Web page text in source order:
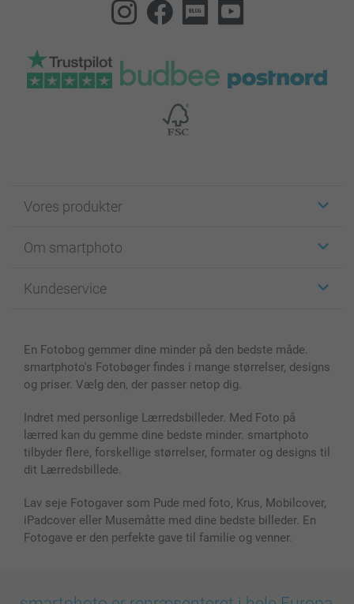
Vores produkter
Fotokort
Fotobøger
Cover til mobil & tablet
MyNameBook
Fotorammer & Tilbehør
Alle fotoprodukter
Om smartphoto
For affiliate
Sitemap
Betingelser og garantier
Kundeservice
smartbonus
Priser & betaling
En Fotobog gemmer dine minder på den bedste måde.
smartphoto's Fotobøger findes i mange størrelser, designs
og priser. Vælg den, der passer netop dig.
Indret med personlige Lærredsbilleder. Med Foto på
lærred kan du gemme dine bedste minder. smartphoto
tilbyder flere, forskellige størrelser, formater og designs til
dit Lærredsbillede.
Lav seje Fotogaver som Pude med foto, Krus, Mobilcover,
iPadcover eller Musemåtte med dine bedste billeder. En
Fotogave er den perfekte gave til familie og venner.